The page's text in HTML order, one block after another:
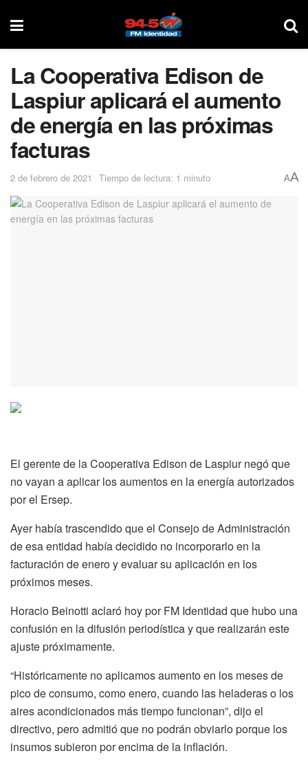
La Cooperativa Edison de
Laspiur aplicará el aumento
de energía en las próximas
facturas
2 de febrero de 2021 Tiempo de lectura: 1 minuto AA
El gerente de la Cooperativa Edison de Laspiur negó que
no vayan a aplicar los aumentos en la energía autorizados
por el Ersep.
Ayer había trascendido que el Consejo de Administración
de esa entidad había decidido no incorporarlo en la
facturación de enero y evaluar su aplicación en los
próximos meses.
Horacio Beinotti aclaró hoy por FM Identidad que hubo una
confusión en la difusión periodística y que realizarán este
ajuste próximamente.
“Históricamente no aplicamos aumento en los meses de
pico de consumo, como enero, cuando las heladeras o los
aires acondicionados más tiempo funcionan”, dijo el
directivo, pero admitió que no podrán obviarlo porque los
insumos subieron por encima de la inflación.